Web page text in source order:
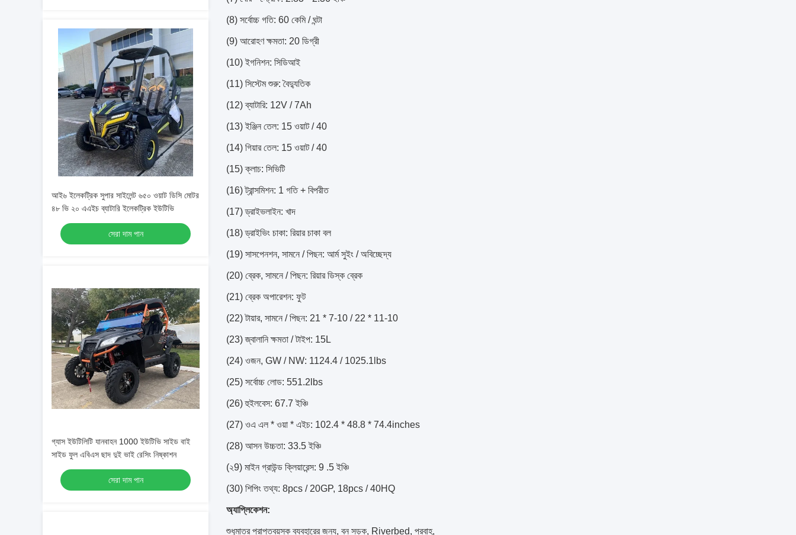
আই৬ ইলেকট্রিক সুপার সাইলেন্ট ৬৫০ ওয়াট ডিসি মোটর
৪৮ ভি ২০ এএইচ ব্যাটারি ইলেকট্রিক ইউটিভি
সেরা দাম পান
গ্যাস ইউটিলিটি যানবাহন 1000 ইউটিভি সাইড বাই
সাইড ফুল এবিএস ছাদ দুই ভাই রেসিং নিষ্কাশন
সেরা দাম পান
(8) সর্বোচ্চ গতি: 60 কেমি / ঘন্টা
(9) আরোহণ ক্ষমতা: 20 ডিগ্রী
(10) ইগনিশন: সিডিআই
(11) সিস্টেম শুরু: বৈদ্যুতিক
(12) ব্যাটারি: 12V / 7Ah
(13) ইঞ্জিন তেল: 15 ওয়াট / 40
(14) গিয়ার তেল: 15 ওয়াট / 40
(15) ক্লাচ: সিভিটি
(16) ট্রান্সমিশন: 1 গতি + বিপরীত
(17) ড্রাইভলাইন: খাদ
(18) ড্রাইভিং চাকা: রিয়ার চাকা বল
(19) সাসপেনশন, সামনে / পিছন: আর্ম সুইং / অবিচ্ছেদ্য
(20) ব্রেক, সামনে / পিছন: রিয়ার ডিস্ক ব্রেক
(21) ব্রেক অপারেশন: ফুট
(22) টায়ার, সামনে / পিছন: 21 * 7-10 / 22 * ​​11-10
(23) জ্বালানি ক্ষমতা / টাইপ: 15L
(24) ওজন, GW / NW: 1124.4 / 1025.1lbs
(25) সর্বোচ্চ লোড: 551.2lbs
(26) হুইলবেস: 67.7 ইঞ্চি
(27) ওএ এল * ওয়া * এইচ: 102.4 * 48.8 * 74.4inches
(28) আসন উচ্চতা: 33.5 ইঞ্চি
(২9) মাইন গ্রাউন্ড ক্লিয়ারেন্স: 9 .5 ইঞ্চি
(30) শিপিং তথ্য: 8pcs / 20GP, 18pcs / 40HQ
অ্যাপ্লিকেশন:
শুধুমাত্র প্রাপ্তবয়স্ক ব্যবহারের জন্য, বন সড়ক, Riverbed, প্রবাহ,